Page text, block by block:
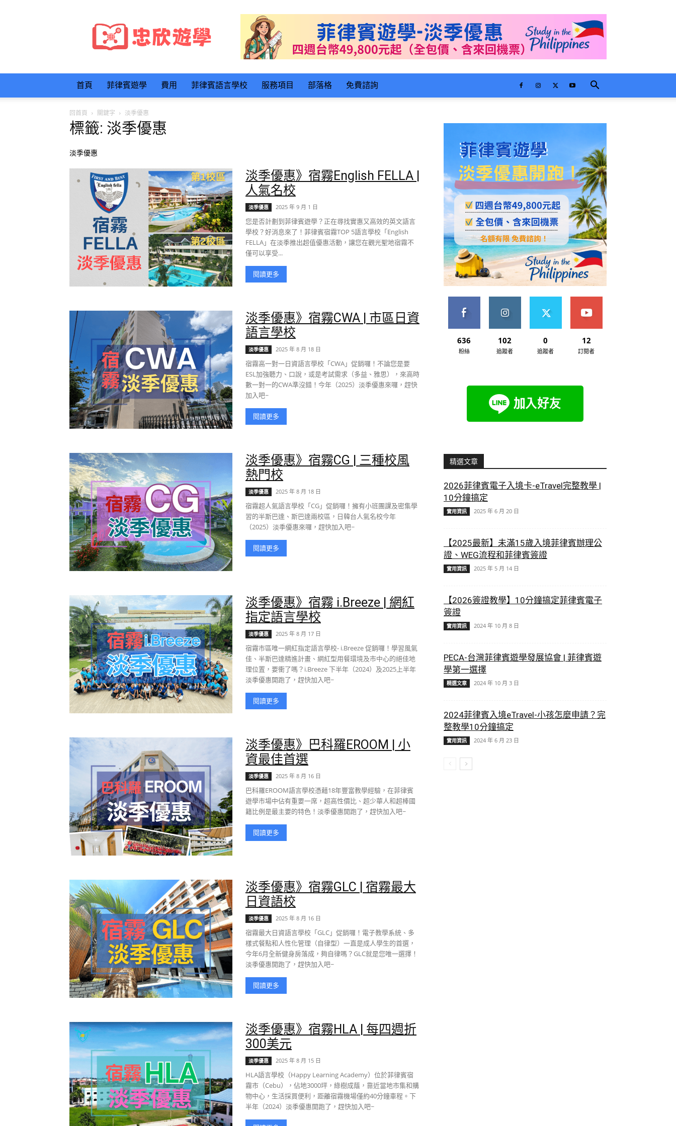
欣
遊
首頁 菲律賓遊學 費用 菲律賓語言學校 服務項目 部落格 免費諮詢
回首頁 關鍵字 淡季優惠
標籤: 淡季優惠
淡季優惠
淡季優惠》宿霧English FELLA |
人氣名校
淡季優惠 2025 年 9 月 1 日
您是否計劃到菲律賓遊學？正在尋找實惠又高效的英文語言
學校？好消息來了！菲律賓宿霧TOP 5語言學校「English
FELLA」在淡季推出超值優惠活動，讓您在觀光聖地宿霧不
僅可以享受...
閱讀更多
淡季優惠》宿霧CWA | 市區日資
語言學校
淡季優惠 2025 年 8 月 18 日
宿霧高一對一日資語言學校「CWA」促銷囉！不論您是要
ESL加強聽力、口說，或是考試需求（多益、雅思），來高時
數一對一的CWA準沒錯！今年（2025）淡季優惠來囉，趕快
加入吧~
閱讀更多
淡季優惠》宿霧CG | 三種校風
熱門校
淡季優惠 2025 年 8 月 18 日
宿霧超人氣語言學校「CG」促銷囉！擁有小班團課及密集學
習的半斯巴達、斯巴達兩校區，日韓台人氣名校今年
（2025）淡季優惠來囉，趕快加入吧~
閱讀更多
淡季優惠》宿霧 i.Breeze | 網紅
指定語言學校
淡季優惠 2025 年 8 月 17 日
宿霧市區唯一網紅指定語言學校- i.Breeze 促銷囉！學習風氣
佳、半斯巴達精進計畫、網紅型用餐環境及市中心的絕佳地
理位置，要衝了嗎？i.Breeze 下半年（2024）及2025上半年
淡季優惠開跑了，趕快加入吧~
閱讀更多
淡季優惠》巴科羅EROOM | 小
資最佳首選
淡季優惠 2025 年 8 月 16 日
巴科羅EROOM語言學校憑藉18年豐富教學經驗，在菲律賓
遊學市場中佔有重要一席，超高性價比、超少華人和超棒國
籍比例是最主要的特色！淡季優惠開跑了，趕快加入吧~
閱讀更多
淡季優惠》宿霧GLC | 宿霧最大
日資語校
淡季優惠 2025 年 8 月 16 日
宿霧最大日資語言學校「GLC」促銷囉！電子教學系統、多
樣式餐點和人性化管理（自律型）一直是成人學生的首選，
今年6月全新健身房落成，夠自律嗎？GLC就是您唯一選擇！
淡季優惠開跑了，趕快加入吧~
閱讀更多
淡季優惠》宿霧HLA | 每四週折
300美元
淡季優惠 2025 年 8 月 15 日
HLA語言學校（Happy Learning Academy）位於菲律賓宿
霧市（Cebu），佔地3000坪，綠樹成蔭，靠近當地市集和購
物中心，生活採買便利，距離宿霧機場僅約40分鐘車程。下
半年（2024）淡季優惠開跑了，趕快加入吧~
636
粉絲
102
追蹤者
0
追蹤者
12
訂閱者
精選文章
2026菲律賓電子入境卡-eTravel完整教學 |
10分鐘搞定
實用資訊 2025 年 6 月 20 日
【2025最新】未滿15歲入境菲律賓辦理公
證、WEG流程和菲律賓簽證
實用資訊 2025 年 5 月 14 日
【2026簽證教學】10分鐘搞定菲律賓電子
簽證
實用資訊 2024 年 10 月 8 日
PECA-台灣菲律賓遊學發展協會 | 菲律賓遊
學第一選擇
精選文章 2024 年 10 月 3 日
2024菲律賓入境eTravel-小孩怎麼申請？完
整教學10分鐘搞定
實用資訊 2024 年 6 月 23 日